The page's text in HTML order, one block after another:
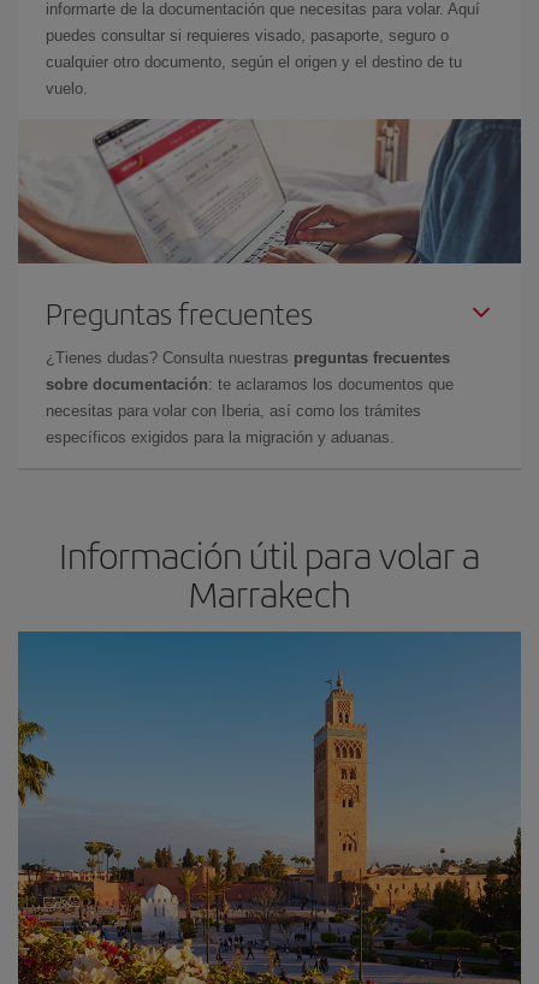
informarte de la documentación que necesitas para volar. Aquí
puedes consultar si requieres visado, pasaporte, seguro o
cualquier otro documento, según el origen y el destino de tu
vuelo.
Preguntas frecuentes
¿Tienes dudas? Consulta nuestras preguntas frecuentes
sobre documentación: te aclaramos los documentos que
necesitas para volar con Iberia, así como los trámites
específicos exigidos para la migración y aduanas.
Información útil para volar a
Marrakech